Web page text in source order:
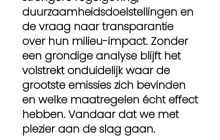
duurzaamheidsdoelstellingen en
de vraag naar transparantie
over hun milieu-impact. Zonder
een grondige analyse blijft het
volstrekt onduidelijk waar de
grootste emissies zich bevinden
en welke maatregelen écht effect
hebben. Vandaar dat we met
plezier aan de slag gaan.